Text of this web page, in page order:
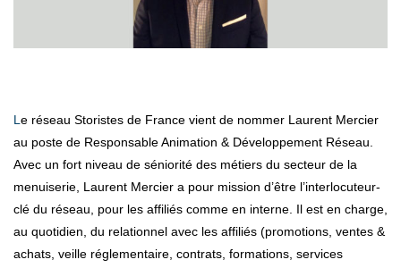
Le réseau Storistes de France vient de nommer Laurent Mercier
au poste de Responsable Animation & Développement Réseau.
Avec un fort niveau de séniorité des métiers du secteur de la
menuiserie, Laurent Mercier a pour mission d’être l’interlocuteur-
clé du réseau, pour les affiliés comme en interne. Il est en charge,
au quotidien, du relationnel avec les affiliés (promotions, ventes &
achats, veille réglementaire, contrats, formations, services